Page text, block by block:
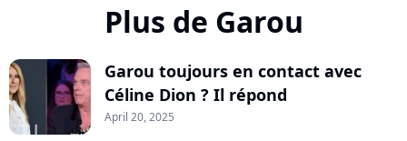
Plus de Garou
Garou toujours en contact avec
Céline Dion ? Il répond
April 20, 2025